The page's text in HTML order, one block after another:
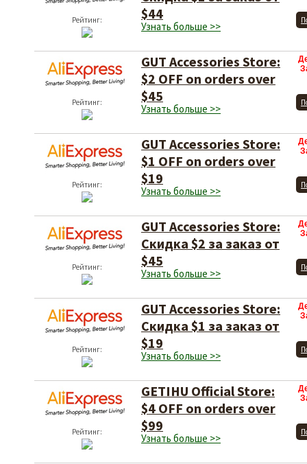
Рейтинг:
$44
Узнать больше >>
Рейтинг:
GUT Accessories Store:
$2 OFF on orders over
$45
Узнать больше >>
Рейтинг:
GUT Accessories Store:
$1 OFF on orders over
$19
Узнать больше >>
Рейтинг:
GUT Accessories Store:
Скидка $2 за заказ от
$45
Узнать больше >>
Рейтинг:
GUT Accessories Store:
Скидка $1 за заказ от
$19
Узнать больше >>
Рейтинг:
GETIHU Official Store:
$4 OFF on orders over
$99
Узнать больше >>